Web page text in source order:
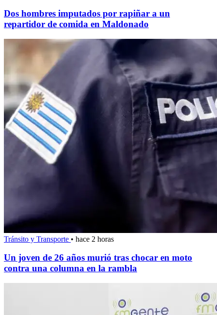
Dos hombres imputados por rapiñar a un
repartidor de comida en Maldonado
Tránsito y Transporte • hace 2 horas
Un joven de 26 años murió tras chocar en moto
contra una columna en la rambla